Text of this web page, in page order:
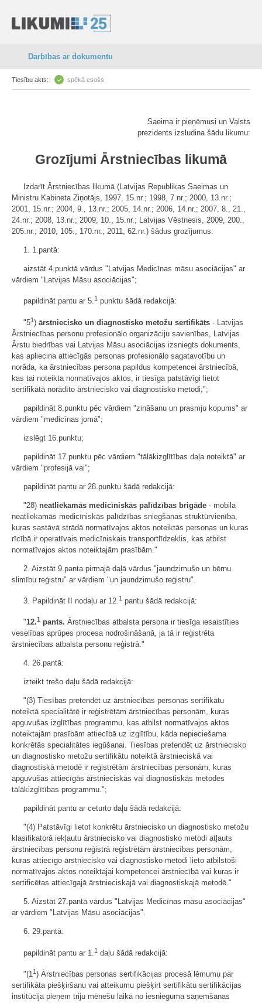
Darbības ar dokumentu
Tiesību akts: spēkā esošs
Saeima ir pieņēmusi un Valsts
prezidents izsludina šādu likumu:
Grozījumi Ārstniecības likumā
Izdarīt Ārstniecības likumā (Latvijas Republikas Saeimas un
Ministru Kabineta Ziņotājs, 1997, 15.nr.; 1998, 7.nr.; 2000, 13.nr.;
2001, 15.nr.; 2004, 9., 13.nr.; 2005, 14.nr.; 2006, 14.nr.; 2007, 8., 21.,
24.nr.; 2008, 13.nr.; 2009, 10., 15.nr.; Latvijas Vēstnesis, 2009, 200.,
205.nr.; 2010, 105., 170.nr.; 2011, 62.nr.) šādus grozījumus:
1. 1.pantā:
aizstāt 4.punktā vārdus "Latvijas Medicīnas māsu asociācijas" ar
vārdiem "Latvijas Māsu asociācijas";
papildināt pantu ar 5.1 punktu šādā redakcijā:
"51) ārstniecisko un diagnostisko metožu sertifikāts - Latvijas
Ārstniecības personu profesionālo organizāciju savienības, Latvijas
Ārstu biedrības vai Latvijas Māsu asociācijas izsniegts dokuments,
kas apliecina attiecīgās personas profesionālo sagatavotību un
norāda, ka ārstniecības persona papildus kompetencei ārstniecībā,
kas tai noteikta normatīvajos aktos, ir tiesīga patstāvīgi lietot
sertifikātā norādīto ārstniecisko vai diagnostisko metodi;";
papildināt 8.punktu pēc vārdiem "zināšanu un prasmju kopums" ar
vārdiem "medicīnas jomā";
izslēgt 16.punktu;
papildināt 17.punktu pēc vārdiem "tālākizglītības daļa noteiktā" ar
vārdiem "profesijā vai";
papildināt pantu ar 28.punktu šādā redakcijā:
"28) neatliekamās medicīniskās palīdzības brigāde - mobila
neatliekamās medicīniskās palīdzības sniegšanas struktūrvienība,
kuras sastāvā strādā normatīvajos aktos noteiktās personas un kuras
rīcībā ir operatīvais medicīniskais transportlīdzeklis, kas atbilst
normatīvajos aktos noteiktajām prasībām."
2. Aizstāt 9.panta pirmajā daļā vārdus "jaundzimušo un bērnu
slimību reģistru" ar vārdiem "un jaundzimušo reģistru".
3. Papildināt II nodaļu ar 12. 1 pantu šādā redakcijā:
"12.1 pants. Ārstniecības atbalsta persona ir tiesīga iesaistīties
veselības aprūpes procesa nodrošināšanā, ja tā ir reģistrēta
ārstniecības atbalsta personu reģistrā."
4. 26.pantā:
izteikt trešo daļu šādā redakcijā:
"(3) Tiesības pretendēt uz ārstniecības personas sertifikātu
noteiktā specialitātē ir reģistrētām ārstniecības personām, kuras
apguvušas izglītības programmu, kas atbilst normatīvajos aktos
noteiktajām prasībām attiecībā uz izglītību, kāda nepieciešama
konkrētās specialitātes iegūšanai. Tiesības pretendēt uz ārstniecisko
un diagnostisko metožu sertifikātu noteiktā ārstnieciskā vai
diagnostiskā metodē ir reģistrētām ārstniecības personām, kuras
apguvušas attiecīgās ārstnieciskās vai diagnostiskās metodes
tālākizglītības programmu.";
papildināt pantu ar ceturto daļu šādā redakcijā:
"(4) Patstāvīgi lietot konkrētu ārstniecisko un diagnostisko metožu
klasifikatorā iekļautu ārstniecisko vai diagnostisko metodi atļauts
ārstniecības personu reģistrā reģistrētām ārstniecības personām,
kuras attiecīgo ārstniecisko vai diagnostisko metodi lieto atbilstoši
normatīvajos aktos noteiktajai kompetencei ārstniecībā vai kuras ir
sertificētas attiecīgajā ārstnieciskajā vai diagnostiskajā metodē."
5. Aizstāt 27.pantā vārdus "Latvijas Medicīnas māsu asociācijas"
ar vārdiem "Latvijas Māsu asociācijas".
6. 29.pantā:
papildināt pantu ar 1. 1 daļu šādā redakcijā:
"(1 1) Ārstniecības personas sertifikācijas procesā lēmumu par
sertifikāta piešķiršanu vai atteikumu piešķirt sertifikātu sertifikācijas
institūcija pieņem triju mēnešu laikā no iesnieguma saņemšanas